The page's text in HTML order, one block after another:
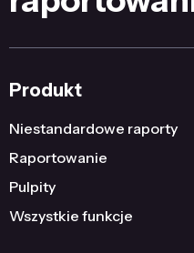
Produkt
Niestandardowe raporty
Raportowanie
Pulpity
Wszystkie funkcje